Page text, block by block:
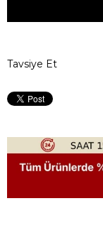
Tavsiye Et